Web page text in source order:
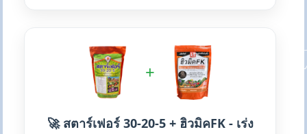
+
🚀 สตาร์เฟอร์ 30-20-5 + ฮิวมิคFK - เร่ง